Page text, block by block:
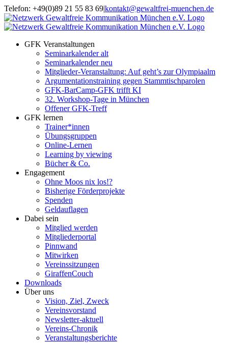
Zum
Inhalt
springen
Telefon: +49(0)89 21 55 83 69|kontakt@gewaltfrei-muenchen.de
Einloggen
Seminarkalender
Infos
zum
GFK Veranstaltungen
Seminarkalender alt
Seminarkalender neu
Mitglieder-Veranstaltung: Auf geht’s zur Olympiaalm
Argumentationstraining gegen Stammtischparolen
GFK-BarCamp-GFK trifft KI
32. Workshop-Tage in München
Offener GFK-Treff
GFK lernen
Trainer*innen
Übungsgruppen
Online-Lernen
Learning by viewing
Bücher & Co.
Engagement
Ohne Moos nix los!?
Bisherige Förderprojekte
Spenden
Geldauflagen
Dabei sein
Mitglied werden
Mitgliederportal
Pinnwand
Mitwirken
Vereinssitzungen
GiraffenCouch
Downloads
Über uns
Vision, Ziel, Zweck
Vereinsvorstand
Newsletter-aktuell
Vereins-Chronik
Veranstaltungsberichte